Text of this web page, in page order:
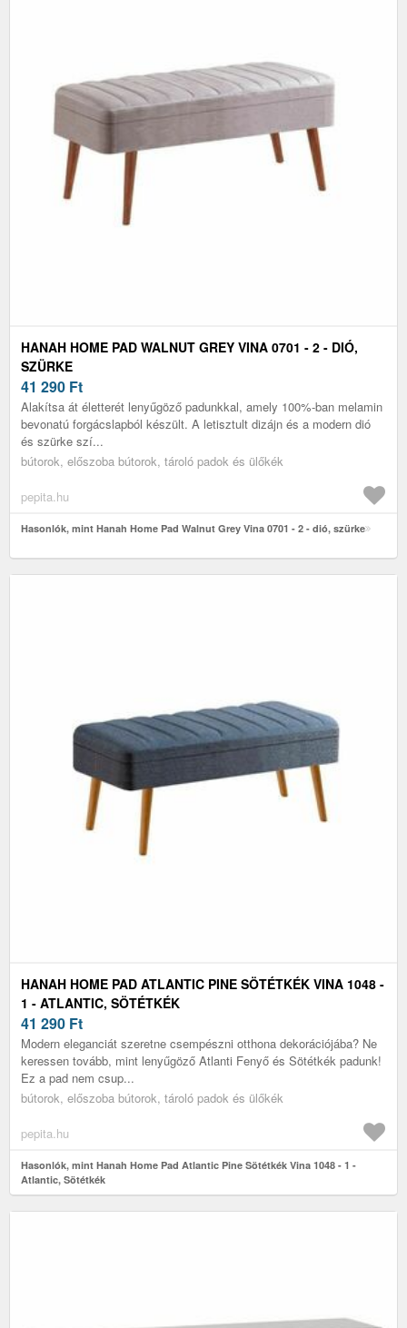
HANAH HOME PAD WALNUT GREY VINA 0701 - 2 - DIÓ,
SZÜRKE
41 290 Ft
Alakítsa át életterét lenyűgöző padunkkal, amely 100%-ban melamin
bevonatú forgácslapból készült. A letisztult dizájn és a modern dió
és szürke szí...
bútorok, előszoba bútorok, tároló padok és ülőkék
pepita.hu
Hasonlók, mint Hanah Home Pad Walnut Grey Vina 0701 - 2 - dió, szürke
HANAH HOME PAD ATLANTIC PINE SÖTÉTKÉK VINA 1048 -
1 - ATLANTIC, SÖTÉTKÉK
41 290 Ft
Modern eleganciát szeretne csempészni otthona dekorációjába? Ne
keressen tovább, mint lenyűgöző Atlanti Fenyő és Sötétkék padunk!
Ez a pad nem csup...
bútorok, előszoba bútorok, tároló padok és ülőkék
pepita.hu
Hasonlók, mint Hanah Home Pad Atlantic Pine Sötétkék Vina 1048 - 1 -
Atlantic, Sötétkék